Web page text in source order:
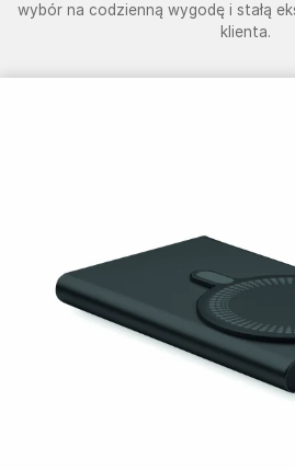
wybór na codzienną wygodę i stałą
klienta.